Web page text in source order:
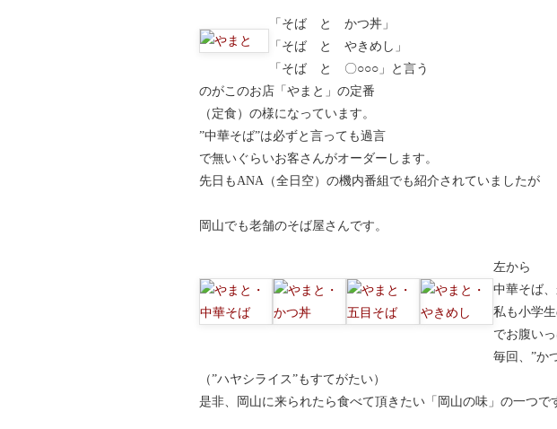
「そば と かつ丼」
「そば と やきめし」
「そば と 〇○○○」と言う
のがこのお店「やまと」の定番
（定食）の様になっています。
”中華そば”は必ずと言っても過言
で無いぐらいお客さんがオーダーします。
先日もANA（全日空）の機内番組でも紹介されていましたが
岡山でも老舗のそば屋さんです。
左から
中華そば
私も小学
でお腹い
毎回、”か
（”ハヤシライス”もすてがたい）
是非、岡山に来られたら食べて頂きたい「岡山の味」の一つで